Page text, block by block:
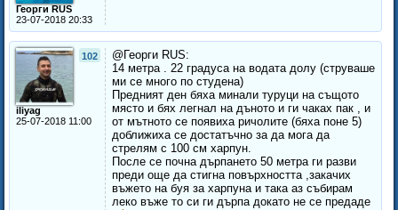
Георги RUS
23-07-2018 20:33
102
iliyag
25-07-2018 11:00
@Георги RUS:
14 метра . 22 градуса на водата долу (струваше
ми се много по студена)
Предният ден бяха минали туруци на същото
място и бях легнал на дъното и ги чаках пак , и
от мътното се появиха ричолите (бяха поне 5)
доближиха се достатъчно за да мога да
стрелям с 100 см харпун.
После се почна дърпането 50 метра ги разви
преди още да стигна повърхността ,закачих
въжето на буя за харпуна и така аз събирам
леко въже то си ги дърпа докато не се предаде